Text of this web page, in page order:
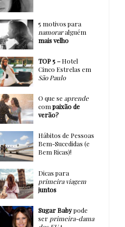
5 motivos para
namoraralguém
mais velho
TOP 5 –Hotel
Cinco Estrelas em
São Paulo
O que se aprende
compaixão de
verão?
Hábitos de Pessoas
Bem-Sucedidas (e
Bem Ricas)!
Dicas para
primeira viagem
juntos
Sugar Babypode
ser primeira-dama